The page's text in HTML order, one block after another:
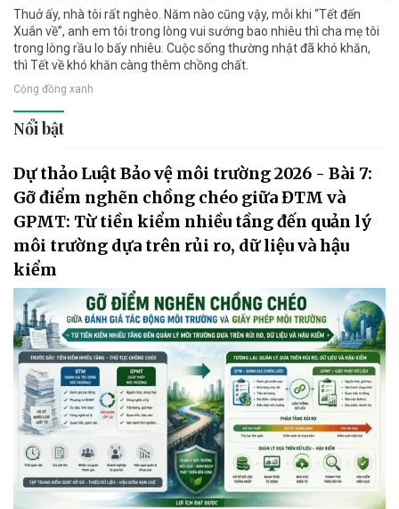
Thuở ấy, nhà tôi rất nghèo. Năm nào cũng vậy, mỗi khi “Tết đến
Xuân về”, anh em tôi trong lòng vui sướng bao nhiêu thì cha mẹ tôi
trong lòng rầu lo bấy nhiêu. Cuộc sống thường nhật đã khó khăn,
thì Tết về khó khăn càng thêm chồng chất.
Cộng đồng xanh
Nổi bật
Dự thảo Luật Bảo vệ môi trường 2026 - Bài 7:
Gỡ điểm nghẽn chồng chéo giữa ĐTM và
GPMT: Từ tiền kiểm nhiều tầng đến quản lý
môi trường dựa trên rủi ro, dữ liệu và hậu
kiểm